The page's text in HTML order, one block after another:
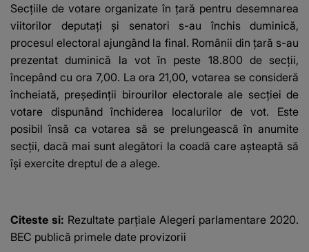
Secţiile de votare organizate în ţară pentru desemnarea
viitorilor deputaţi şi senatori s-au închis duminică,
procesul electoral ajungând la final. Românii din ţară s-au
prezentat duminică la vot în peste 18.800 de secţii,
începând cu ora 7,00. La ora 21,00, votarea se consideră
încheiată, preşedinţii birourilor electorale ale secţiei de
votare dispunând închiderea localurilor de vot. Este
posibil însă ca votarea să se prelungească în anumite
secţii, dacă mai sunt alegători la coadă care aşteaptă să
îşi exercite dreptul de a alege.
Citeste si: Rezultate parţiale Alegeri parlamentare 2020.
BEC publică primele date provizorii